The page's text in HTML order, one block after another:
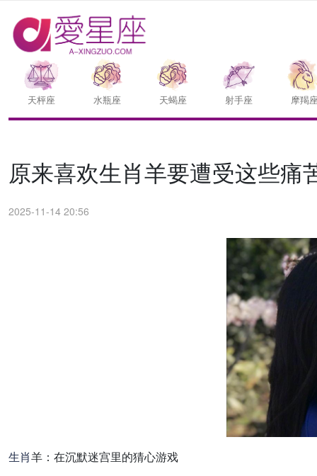
天枰座 水瓶座 天蝎座 射手座 摩羯
原来喜欢生肖羊要遭受这些痛
2025-11-14 20:56
生肖羊：在沉默迷宫里的猜心游戏